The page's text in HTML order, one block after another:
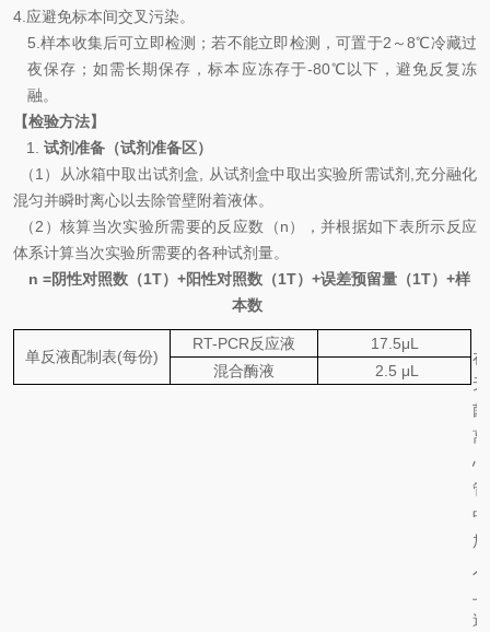
4. 应避免标本间交叉污染。
5. 样本收集后可立即检测；若不能立即检测，可置于2 ～8℃冷藏过
夜保存；如需长期保存，标本应冻存于-80℃ 以下，避免反复冻
融。
【检验方法】
1. 试剂准备（试剂准备区）
（1 ）从冰箱中取出试剂盒 从试剂盒中取出实验所需试剂 充分融化
混匀并瞬时离心以去除管壁附着液体。
（2 ）核算当次实验所需要的反应数（n），并根据如下表所示反应
体系计算当次实验所需要的各种试剂量。
n =阴性对照数（1T） +阳性对照数（1T） +误差预留量（1T） +样
本数
单反液配制表(每份)
RT-PCR反应液 17.5μL
混合酶液
2 .5 μL
在
无
菌
离
心
管
中
加
入
述